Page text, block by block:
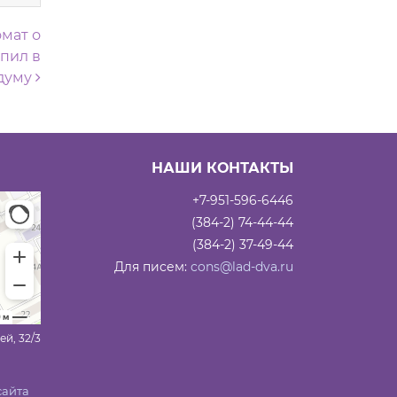
о
в
32/3
НАШИ КОНТАКТЫ
+7-951-596-6446
(384-2) 74-44-44
(384-2) 37-49-44
Для писем: cons@lad-dva.ru